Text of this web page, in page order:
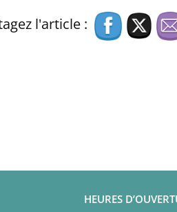
l'article :
HEURES